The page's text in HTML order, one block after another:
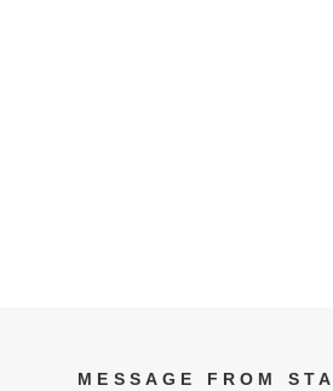
MESSAGE FROM